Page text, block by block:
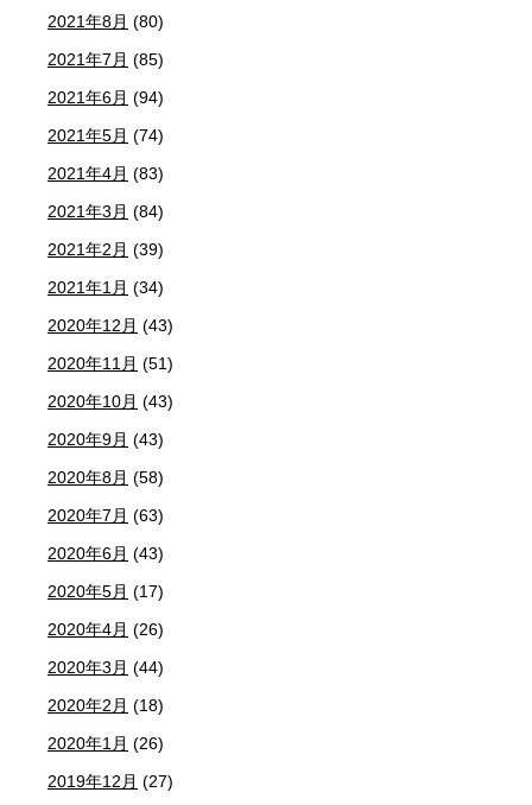
2021年8月 (80)
2021年7月 (85)
2021年6月 (94)
2021年5月 (74)
2021年4月 (83)
2021年3月 (84)
2021年2月 (39)
2021年1月 (34)
2020年12月 (43)
2020年11月 (51)
2020年10月 (43)
2020年9月 (43)
2020年8月 (58)
2020年7月 (63)
2020年6月 (43)
2020年5月 (17)
2020年4月 (26)
2020年3月 (44)
2020年2月 (18)
2020年1月 (26)
2019年12月 (27)